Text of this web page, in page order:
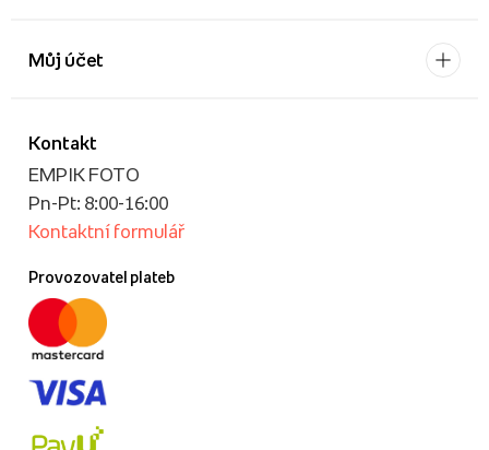
Kontakt
EMPIK FOTO
Pn-Pt: 8:00-16:00
Kontaktní formulář
Provozovatel plateb
Můj účet